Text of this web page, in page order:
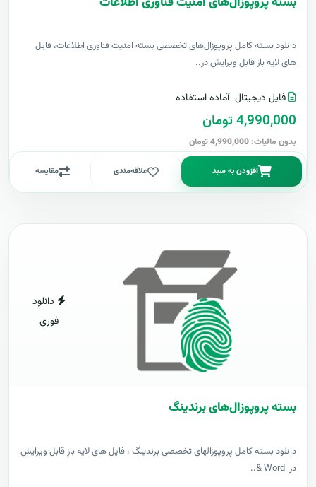
دانلود بسته کامل پروپوزال‌های تخصصی بسته امنیت فناوری اطلاعات، فایل
های لایه باز قابل ویرایش در..
فایل دیجیتال آماده استفاده
4,990,000 تومان
بدون مالیات: 4,990,000 تومان
افزودن به سبد علاقه‌مندی مقایسه
دانلود
فوری
بسته پروپوزال‌های برندینگ
دانلود بسته کامل پروپوزالهای تخصصی برندینگ ، فایل های لایه باز قابل ویرایش
در Word &..